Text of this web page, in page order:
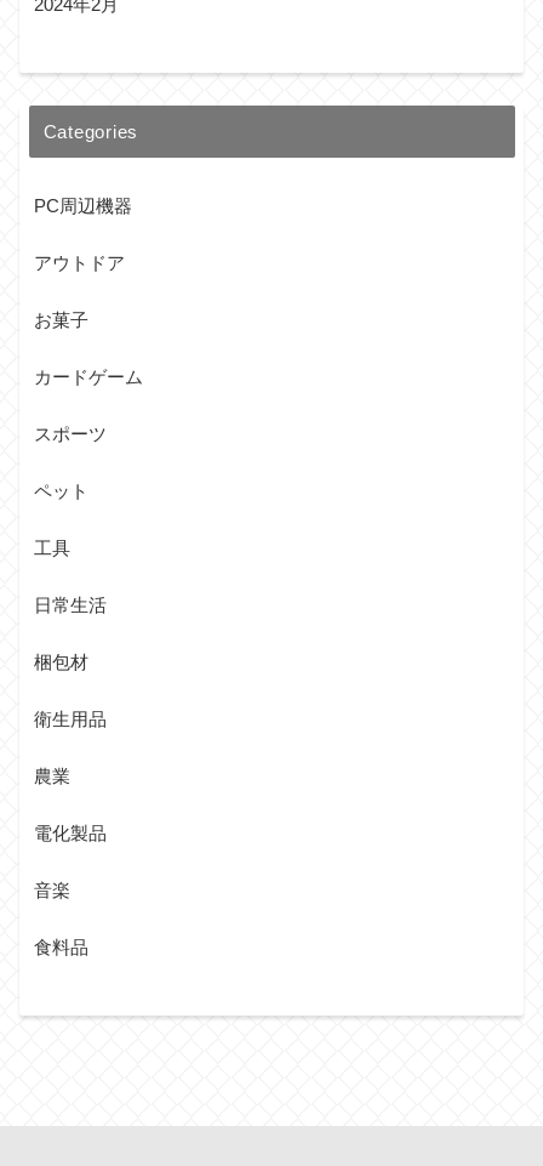
Categories
PC周辺機器
アウトドア
お菓子
カードゲーム
スポーツ
ペット
工具
日常生活
梱包材
衛生用品
農業
電化製品
音楽
食料品